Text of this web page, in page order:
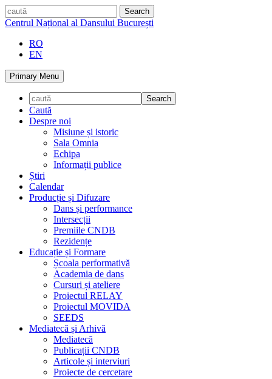
Skip
to
caută
Centrul Național al Dansului București
RO
EN
Primary Menu
Caută
Despre noi
Misiune și istoric
Sala Omnia
Echipa
Informații publice
Știri
Calendar
Producție și Difuzare
Dans și performance
Intersecții
Premiile CNDB
Rezidențe
Educație și Formare
Școala performativă
Academia de dans
Cursuri și ateliere
Proiectul RELAY
Proiectul MOVIDA
SEEDS
Mediatecă și Arhivă
Mediatecă
Publicații CNDB
Articole și interviuri
Proiecte de cercetare